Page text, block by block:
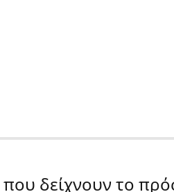
δείχνουν το